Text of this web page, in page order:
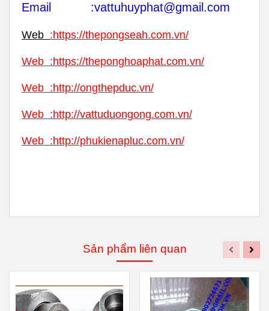
Email :vattuhuyphat@gmail.com
Web :https://thepongseah.com.vn/
Web :https://theponghoaphat.com.vn/
Web :http://ongthepduc.vn/
Web :http://vattuduongong.com.vn/
Web :http://phukienapluc.com.vn/
Sản phẩm liên quan